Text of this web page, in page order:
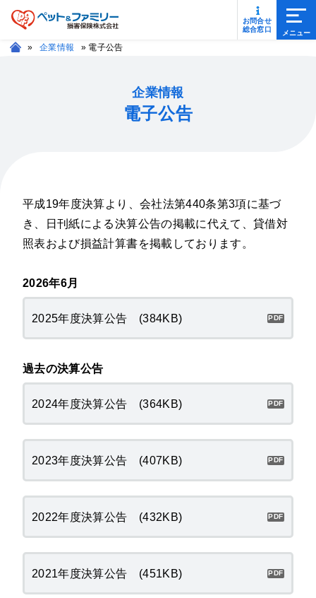
お問合せ
総合窓口
» 企業情報 » 電子公告
企業情報
電子公告
平成19年度決算より、会社法第440条第3項に基づ
き、日刊紙による決算公告の掲載に代えて、貸借対
照表および損益計算書を掲載しております。
2026年6月
2025年度決算公告 (384KB)
過去の決算公告
2024年度決算公告 (364KB)
2023年度決算公告 (407KB)
2022年度決算公告 (432KB)
2021年度決算公告 (451KB)